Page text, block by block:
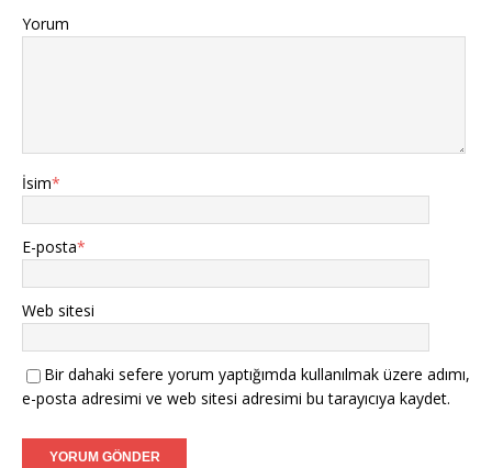
Yorum
İsim*
E-posta*
Web sitesi
Bir dahaki sefere yorum yaptığımda kullanılmak üzere adımı,
e-posta adresimi ve web sitesi adresimi bu tarayıcıya kaydet.